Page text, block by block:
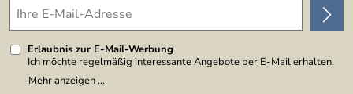
Erlaubnis zur E-Mail-Werbung
Ich möchte regelmäßig interessante Angebote per E-Mail erhalten.
Meine E-Mail-Adresse wird nicht an andere Unternehmen
weitergegeben. Zu statistischen Zwecken wird in anonymer Form
Mehr anzeigen ...